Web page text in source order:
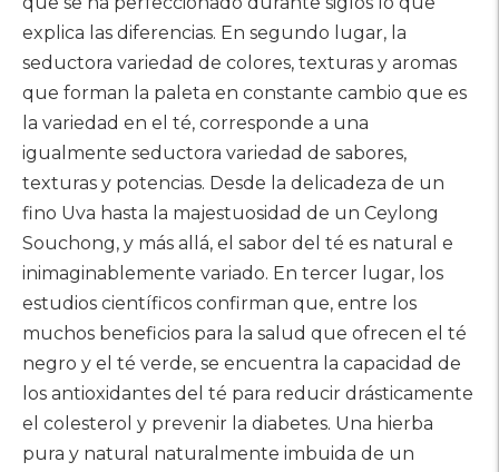
explica las diferencias. En segundo lugar, la
seductora variedad de colores, texturas y aromas
que forman la paleta en constante cambio que es
la variedad en el té, corresponde a una
igualmente seductora variedad de sabores,
texturas y potencias. Desde la delicadeza de un
fino Uva hasta la majestuosidad de un Ceylong
Souchong, y más allá, el sabor del té es natural e
inimaginablemente variado. En tercer lugar, los
estudios científicos confirman que, entre los
muchos beneficios para la salud que ofrecen el té
negro y el té verde, se encuentra la capacidad de
los antioxidantes del té para reducir drásticamente
el colesterol y prevenir la diabetes. Una hierba
pura y natural naturalmente imbuida de un